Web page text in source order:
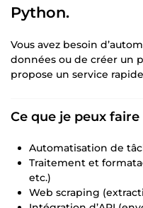
Python.
Vous avez besoin
données ou de créer un
propose un service
Ce que je peux
Automatisation de
Traitement et
etc.)
Web scraping